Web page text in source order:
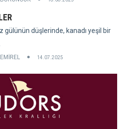
gülünün düşlerinde, kanadı yeşil bir
14.07.2025